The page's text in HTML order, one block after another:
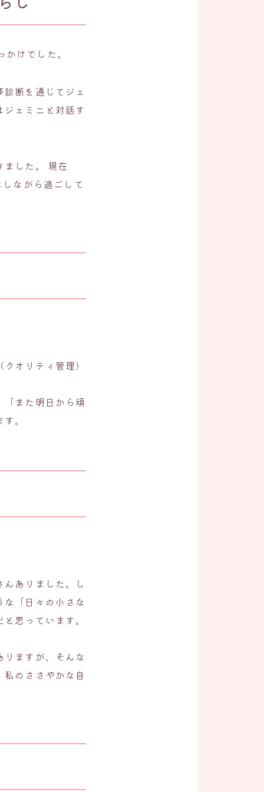
けでした。
断を通じてジェ
ェミニと対話す
した。 現在
ながら過ごして
オリティ管理）
また明日から頑
。
ありました。し
「日々の小さな
思っています。
ますが、そんな
のささやかな自